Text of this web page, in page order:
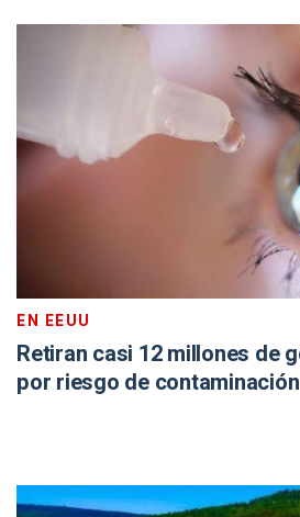
EN EEUU
Retiran casi 12 millones de
por riesgo de contaminación